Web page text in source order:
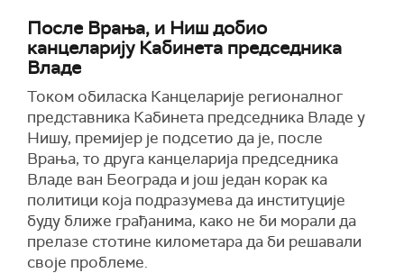
После Врања, и Ниш добио
канцеларију Кабинета председника
Владе
Током обиласка Канцеларије регионалног
представника Кабинета председника Владе у
Нишу, премијер је подсетио да је, после
Врања, то друга канцеларија председника
Владе ван Београда и још један корак ка
политици која подразумева да институције
буду ближе грађанима, како не би морали да
прелазе стотине километара да би решавали
своје проблеме.